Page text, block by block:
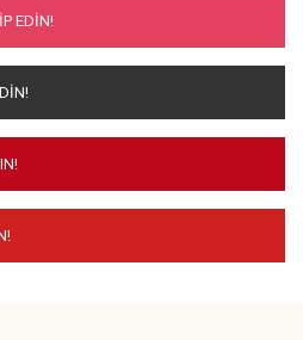
EDİN!